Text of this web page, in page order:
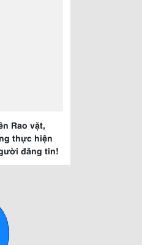
Rao vặt,
thực hiện
đăng tin!